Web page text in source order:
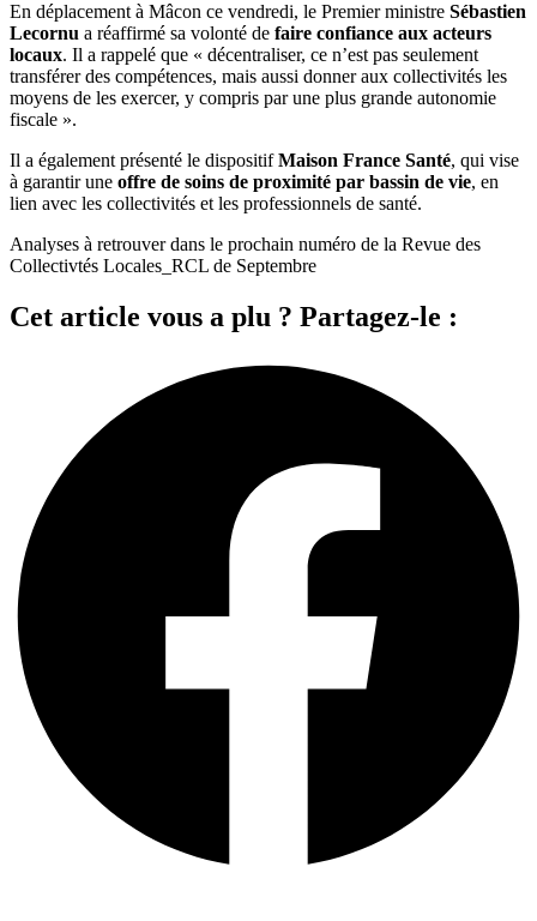
En déplacement à Mâcon ce vendredi, le Premier ministre Sébastien
Lecornu a réaffirmé sa volonté de faire confiance aux acteurs
locaux. Il a rappelé que « décentraliser, ce n’est pas seulement
transférer des compétences, mais aussi donner aux collectivités les
moyens de les exercer, y compris par une plus grande autonomie
fiscale ».
Il a également présenté le dispositifMaison France Santé, qui vise
à garantir une offre de soins de proximité par bassin de vie, en
lien avec les collectivités et les professionnels de santé.
Analyses à retrouver dans le prochain numéro de la Revue des
Collectivtés Locales_RCL de Septembre
Cet article vous a plu ? Partagez-le :